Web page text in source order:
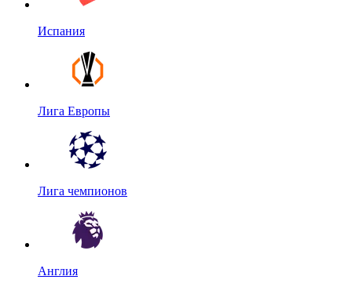
Испания
Лига Европы
Лига чемпионов
Англия